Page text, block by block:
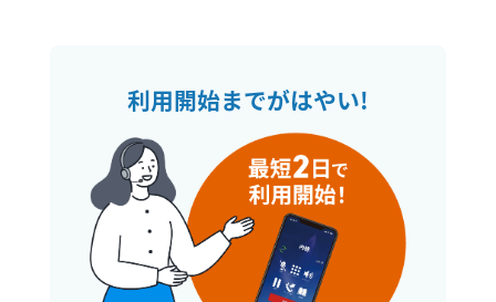
利用開始までがはやい!